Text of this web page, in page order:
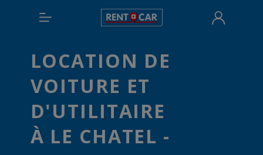
LOCATION DE
VOITURE ET
D'UTILITAIRE
À LE CHATEL -